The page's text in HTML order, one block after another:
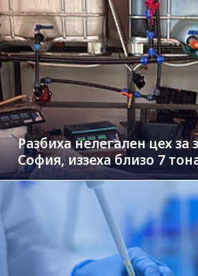
Разбиха нелегален цех за
София, иззеха близо 7